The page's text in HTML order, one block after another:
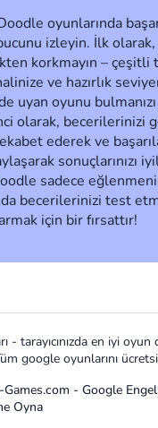
oyunlarında
izleyin. İlk olarak,
korkmayın – çeşitli
ve hazırlık
uyan oyunu bulmanızı
olarak, becerilerinizi
ederek ve
sonuçlarınızı
sadece
becerilerinizi test
için bir fırsattır!
- tarayıcınızda en iyi oyun
google oyunlarını
- Google
Oyna